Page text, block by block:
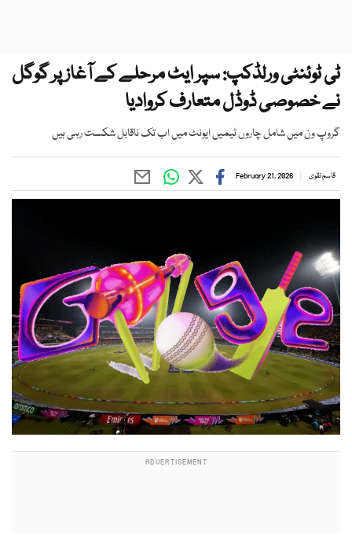
ٹی ٹوئنٹی ورلڈکپ: سپر ایٹ مرحلے کے آغاز پر گوگل
نے خصوصی ڈوڈل متعارف کروادیا
گروپ ون میں شامل چاروں ٹیمیں ایونٹ میں اب تک ناقابل شکست رہی ہیں
قاسم نقوی February 21, 2026